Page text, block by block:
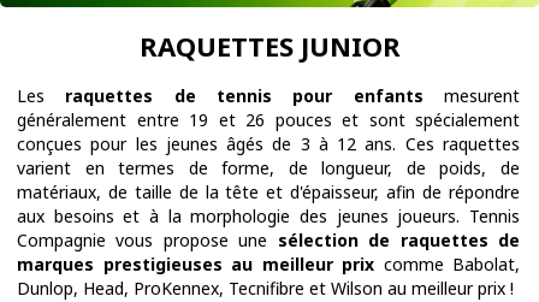
RAQUETTES JUNIOR
Les raquettes de tennis pour enfants mesurent
généralement entre 19 et 26 pouces et sont spécialement
conçues pour les jeunes âgés de 3 à 12 ans. Ces raquettes
varient en termes de forme, de longueur, de poids, de
matériaux, de taille de la tête et d'épaisseur, afin de répondre
aux besoins et à la morphologie des jeunes joueurs. Tennis
Compagnie vous propose une sélection de raquettes de
marques prestigieuses au meilleur prix comme Babolat,
Dunlop, Head, ProKennex, Tecnifibre et Wilson au meilleur prix !